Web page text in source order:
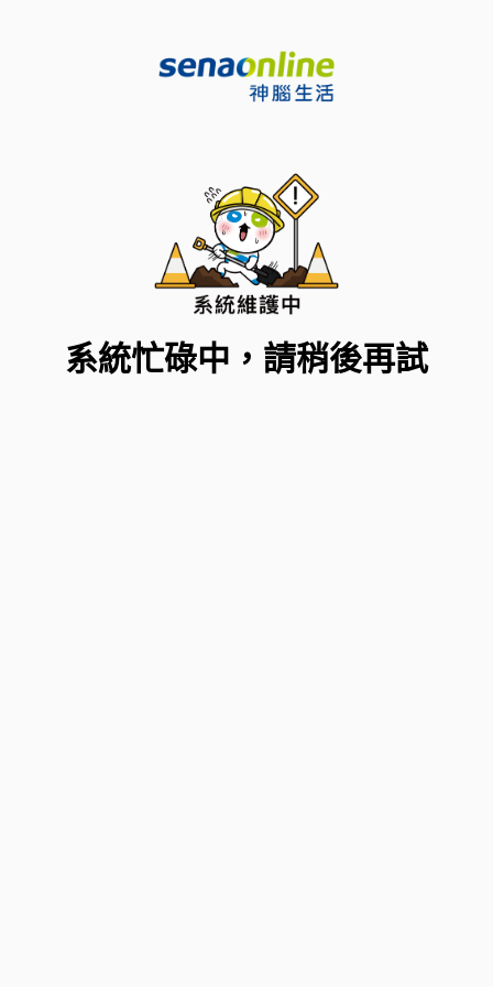
系統忙碌中，請稍後再試